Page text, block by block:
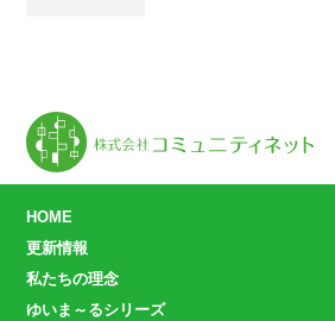
HOME
更新情報
私たちの理念
ゆいま～るシリーズ